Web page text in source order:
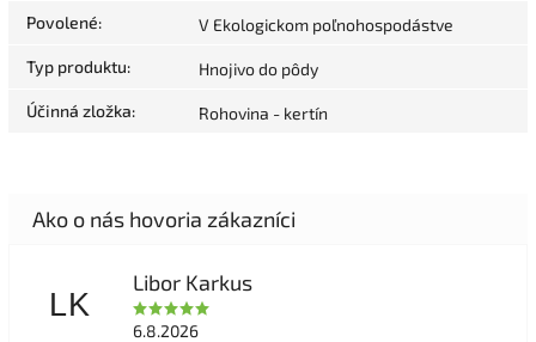
Povolené: V Ekologickom poľnohospodástve
Typ produktu: Hnojivo do pôdy
Účinná zložka: Rohovina - kertín
LK
Libor Karkus
6.8.2026